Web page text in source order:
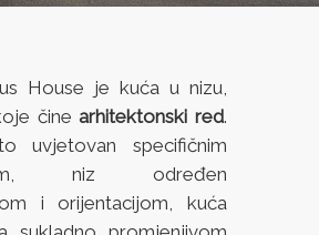
House je kuća u nizu,
činearhitektonski red.
uvjetovan specifičnim
niz određen
i orijentacijom, kuća